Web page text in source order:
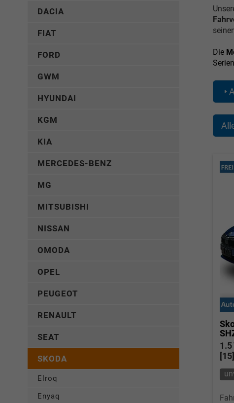
Die
1.5
[15]
DACIA
FIAT
FORD
GWM
HYUNDAI
KGM
KIA
MERCEDES-BENZ
MG
MITSUBISHI
NISSAN
OMODA
OPEL
PEUGEOT
RENAULT
SEAT
SKODA
Elroq
Enyaq